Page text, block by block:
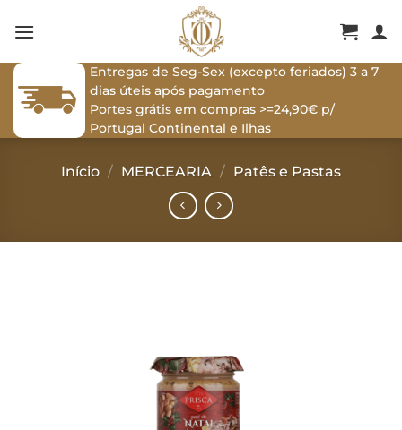
Entregas de Seg-Sex (excepto feriados) 3 a 7
dias úteis após pagamento
Portes grátis em compras >=24,90€ p/
Portugal Continental e Ilhas
Início / MERCEARIA / Patês e Pastas